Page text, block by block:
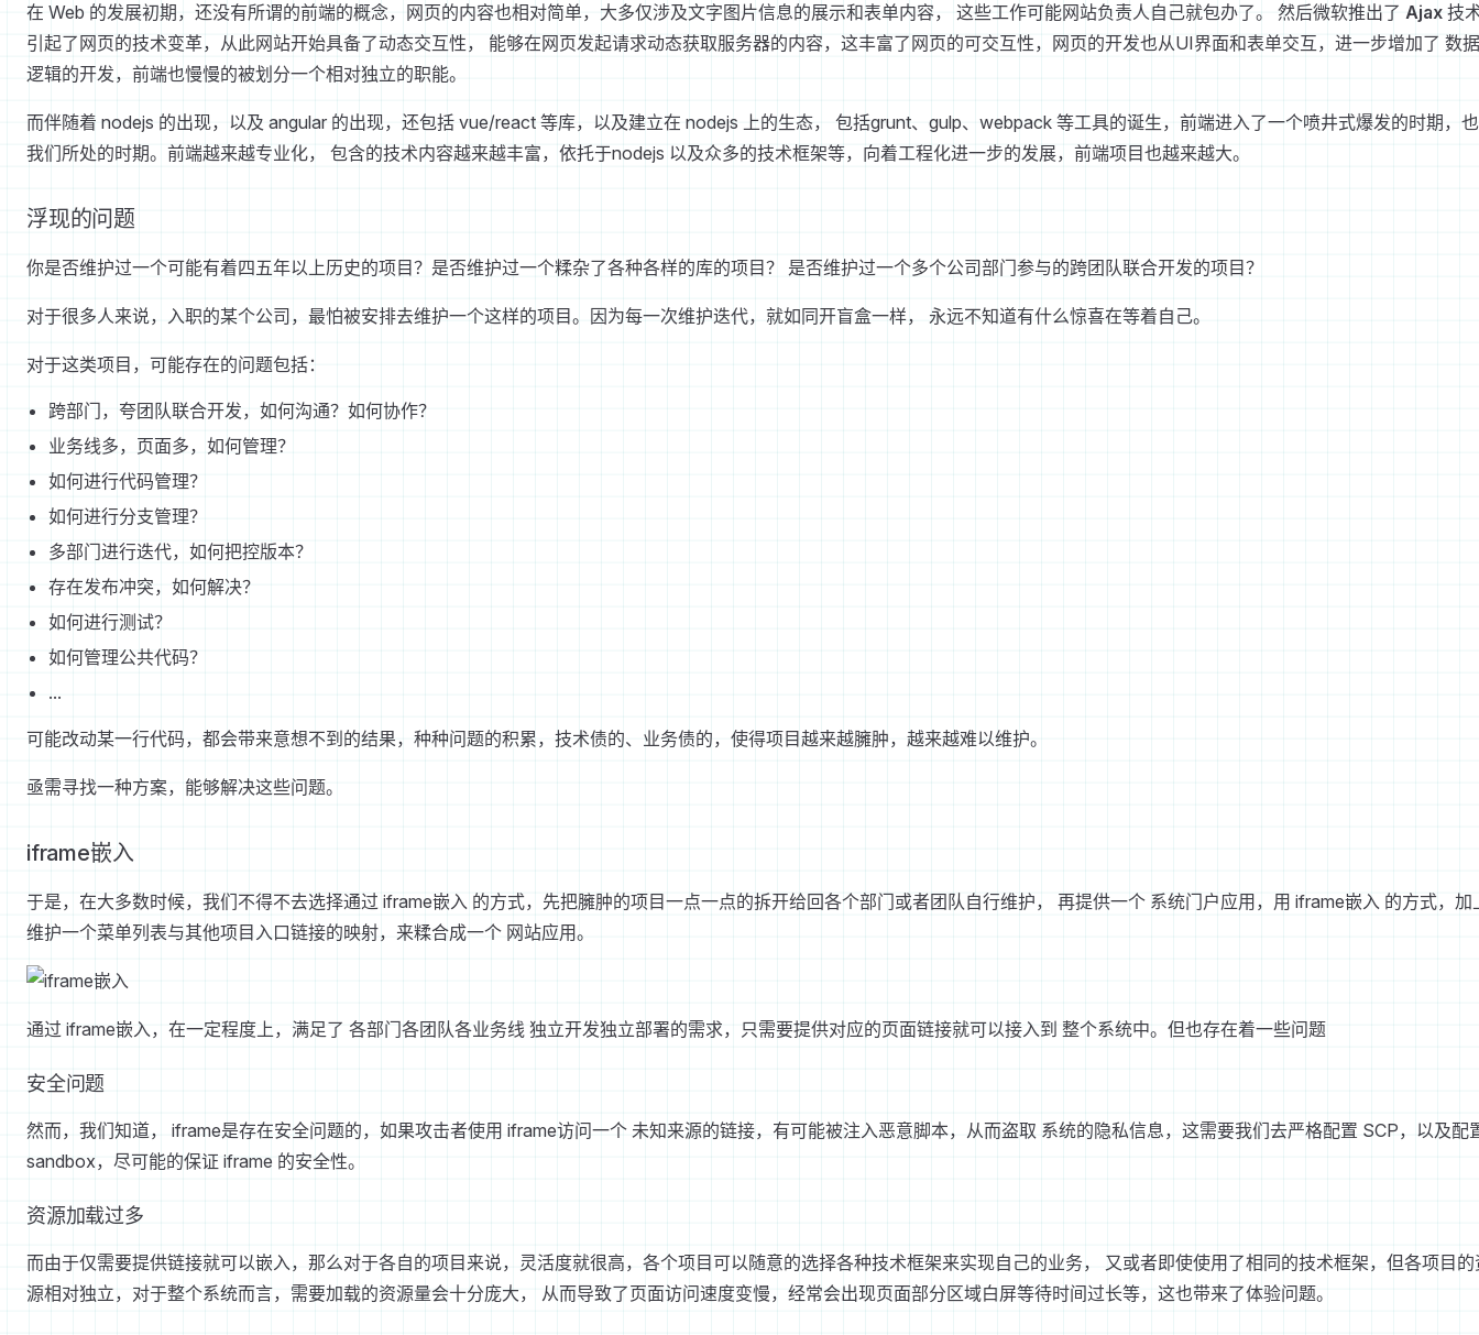
在 Web 的发展初期，还没有所谓的前端的概念，网页的内容也相对简单，大多仅涉及文字图片信息的展示和表单内容， 这些工作可能网站负责人自己就包办了。 然后微软推出了 Ajax 技
引起了网页的技术变革，从此网站开始具备了动态交互性， 能够在网页发起请求动态获取服务器的内容，这丰富了网页的可交互性，网页的开发也从UI界面和表单交互，进一步增加了 数
逻辑的开发，前端也慢慢的被划分一个相对独立的职能。
而伴随着 nodejs 的出现，以及 angular 的出现，还包括 vue/react 等库，以及建立在 nodejs 上的生态， 包括grunt、gulp、webpack 等工具的诞生，前端进入了一个喷井式爆发的时期，
我们所处的时期。前端越来越专业化， 包含的技术内容越来越丰富，依托于nodejs 以及众多的技术框架等，向着工程化进一步的发展，前端项目也越来越大。
浮现的问题
你是否维护过一个可能有着四五年以上历史的项目？是否维护过一个糅杂了各种各样的库的项目？ 是否维护过一个多个公司部门参与的跨团队联合开发的项目？
对于很多人来说，入职的某个公司，最怕被安排去维护一个这样的项目。因为每一次维护迭代，就如同开盲盒一样， 永远不知道有什么惊喜在等着自己。
对于这类项目，可能存在的问题包括：
跨部门，夸团队联合开发，如何沟通？如何协作？
业务线多，页面多，如何管理？
如何进行代码管理？
如何进行分支管理？
多部门进行迭代，如何把控版本？
存在发布冲突，如何解决？
如何进行测试？
如何管理公共代码？
...
可能改动某一行代码，都会带来意想不到的结果，种种问题的积累，技术债的、业务债的，使得项目越来越臃肿，越来越难以维护。
亟需寻找一种方案，能够解决这些问题。
iframe嵌入
于是，在大多数时候，我们不得不去选择通过 iframe嵌入 的方式，先把臃肿的项目一点一点的拆开给回各个部门或者团队自行维护， 再提供一个 系统门户应用，用 iframe嵌入 的方式，加
维护一个菜单列表与其他项目入口链接的映射，来糅合成一个 网站应用。
通过 iframe嵌入，在一定程度上，满足了 各部门各团队各业务线 独立开发独立部署的需求，只需要提供对应的页面链接就可以接入到 整个系统中。但也存在着一些问题
安全问题
然而，我们知道， iframe是存在安全问题的，如果攻击者使用 iframe访问一个 未知来源的链接，有可能被注入恶意脚本，从而盗取 系统的隐私信息，这需要我们去严格配置 SCP，以及配
sandbox，尽可能的保证 iframe 的安全性。
资源加载过多
而由于仅需要提供链接就可以嵌入，那么对于各自的项目来说，灵活度就很高，各个项目可以随意的选择各种技术框架来实现自己的业务， 又或者即使使用了相同的技术框架，但各项目的
源相对独立，对于整个系统而言，需要加载的资源量会十分庞大， 从而导致了页面访问速度变慢，经常会出现页面部分区域白屏等待时间过长等，这也带来了体验问题。